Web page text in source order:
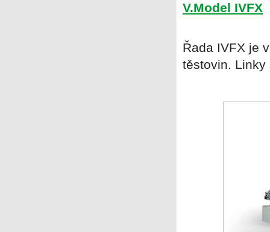
V.Model IVFX
Řada IVFX je
těstovin.